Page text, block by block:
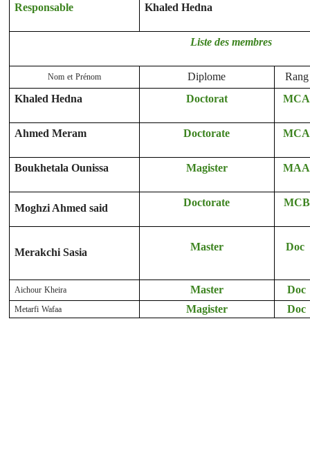
Khaled Hedna
Responsable
Liste des membres
Rang
Diplome
Nom et Prénom
MCA
Doctorat
Khaled Hedna
MCA
Doctorate
Ahmed Meram
MAA
Magister
Boukhetala Ounissa
MCB
Doctorate
Moghzi Ahmed said
Doc
Master
Merakchi Sasia
Doc
Master
Aichour Kheira
Doc
Magister
Metarfi Wafaa